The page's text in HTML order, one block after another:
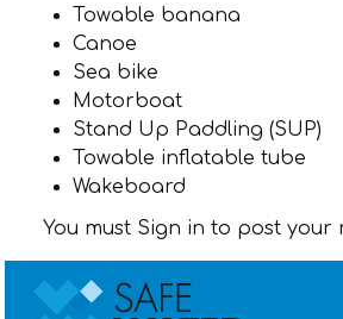
Towable banana
Canoe
Sea bike
Motorboat
Stand Up Paddling (SUP)
Towable inflatable tube
Wakeboard
You must Sign in to post